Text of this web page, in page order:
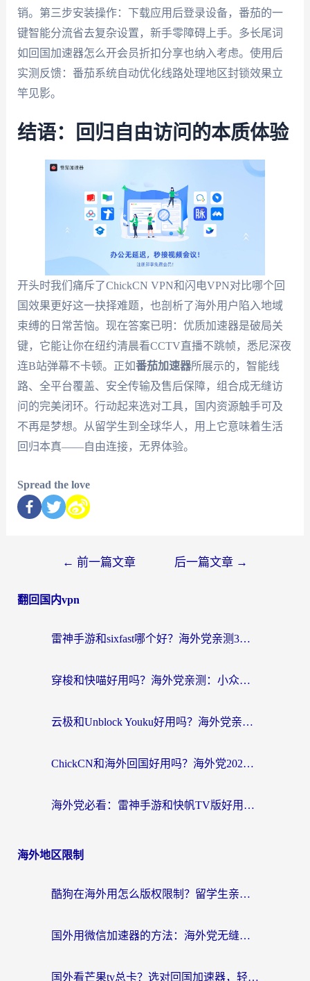
销。第三步安装操作：下载应用后登录设备，番茄的一
键智能分流省去复杂设置，新手零障碍上手。多长尾词
如回国加速器怎么开会员折扣分享也纳入考虑。使用后
实测反馈：番茄系统自动优化线路处理地区封锁效果立
竿见影。
结语：回归自由访问的本质体验
开头时我们痛斥了ChickCN VPN和闪电VPN对比哪个回
国效果更好这一抉择难题，也剖析了海外用户陷入地域
束缚的日常苦恼。现在答案已明：优质加速器是破局关
键，它能让你在纽约清晨看CCTV直播不跳帧，悉尼深夜
连B站弹幕不卡顿。正如番茄加速器所展示的，智能线
路、全平台覆盖、安全传输及售后保障，组合成无缝访
问的完美闭环。行动起来选对工具，国内资源触手可及
不再是梦想。从留学生到全球华人，用上它意味着生活
回归本真——自由连接，无界体验。
Spread the love
← 前一篇文章 后一篇文章 →
翻回国内vpn
雷神手游和sixfast哪个好？海外党亲测3款回国加速器，教你选对不踩坑
穿梭和快喵好用吗？海外党亲测：小众加速器对比+番茄加速器深度体验
云极和Unblock Youku好用吗？海外党亲测+2026回国加速器避坑指南
ChickCN和海外回国好用吗？海外党2026亲测：从手游到影音，选对加速器的3个关键
海外党必看：雷神手游和快帆TV版好用吗？3步选对回国加速器不踩坑
海外地区限制
酷狗在海外用怎么版权限制？留学生亲测：3步解决听国内音乐难题
国外用微信加速器的方法：海外党无缝连接国内生活的实用指南
国外看芒果tv总卡？选对回国加速器，轻松追《浪姐》不费劲